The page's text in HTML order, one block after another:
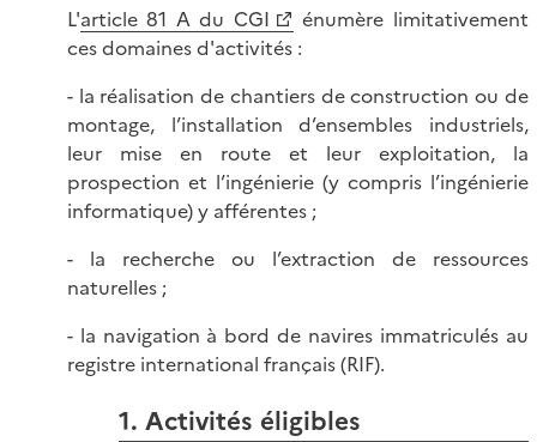
L'article 81 A du CGI
énumère limitativement
ces domaines d'activités :
- la réalisation de chantiers de construction ou de
montage, l’installation d’ensembles industriels,
leur mise en route et leur exploitation, la
prospection et l’ingénierie (y compris l’ingénierie
informatique) y afférentes ;
- la recherche ou l’extraction de ressources
naturelles ;
- la navigation à bord de navires immatriculés au
registre international français (RIF).
1. Activités éligibles